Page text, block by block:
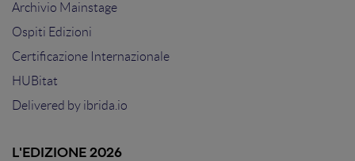
Archivio Mainstage
Ospiti Edizioni
Certificazione Internazionale
HUBitat
Delivered by ibrida.io
L'EDIZIONE 2026